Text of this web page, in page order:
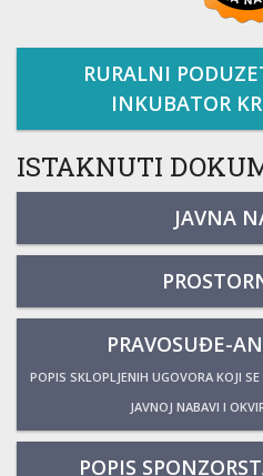
RURALNI
INKUBATOR
ISTAKNUTI
JAVNA
PRAVOSUĐE-
POPIS SKLOPLJENIH UGOVORA KOJI
JAVNOJ NABAVI I
POPIS